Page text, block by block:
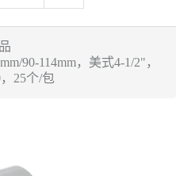
90-114mm，美式4-1/2"，
25个/包